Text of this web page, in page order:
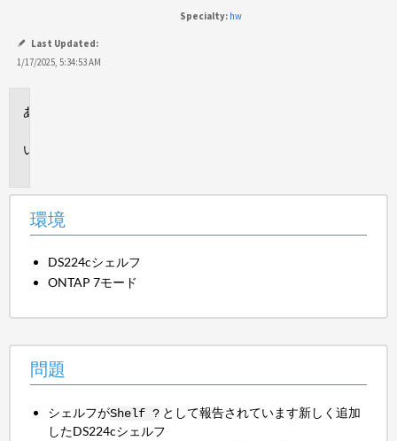
Specialty: hw
Last Updated:
1/17/2025, 5:34:53 AM
環境
DS224cシェルフ
ONTAP 7モード
問題
シェルフがShelf ? として報告されています新しく追加
したDS224cシェルフ